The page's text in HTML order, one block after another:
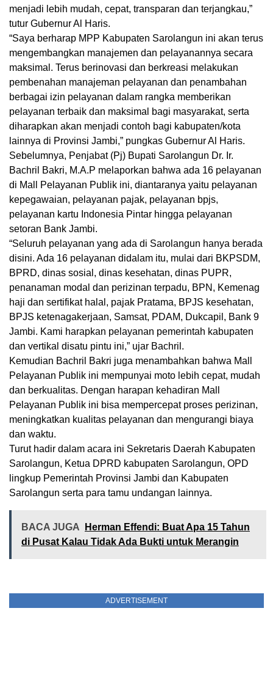
menjadi lebih mudah, cepat, transparan dan terjangkau,”
tutur Gubernur Al Haris.
“Saya berharap MPP Kabupaten Sarolangun ini akan terus
mengembangkan manajemen dan pelayanannya secara
maksimal. Terus berinovasi dan berkreasi melakukan
pembenahan manajeman pelayanan dan penambahan
berbagai izin pelayanan dalam rangka memberikan
pelayanan terbaik dan maksimal bagi masyarakat, serta
diharapkan akan menjadi contoh bagi kabupaten/kota
lainnya di Provinsi Jambi,” pungkas Gubernur Al Haris.
Sebelumnya, Penjabat (Pj) Bupati Sarolangun Dr. Ir.
Bachril Bakri, M.A.P melaporkan bahwa ada 16 pelayanan
di Mall Pelayanan Publik ini, diantaranya yaitu pelayanan
kepegawaian, pelayanan pajak, pelayanan bpjs,
pelayanan kartu Indonesia Pintar hingga pelayanan
setoran Bank Jambi.
“Seluruh pelayanan yang ada di Sarolangun hanya berada
disini. Ada 16 pelayanan didalam itu, mulai dari BKPSDM,
BPRD, dinas sosial, dinas kesehatan, dinas PUPR,
penanaman modal dan perizinan terpadu, BPN, Kemenag
haji dan sertifikat halal, pajak Pratama, BPJS kesehatan,
BPJS ketenagakerjaan, Samsat, PDAM, Dukcapil, Bank 9
Jambi. Kami harapkan pelayanan pemerintah kabupaten
dan vertikal disatu pintu ini,” ujar Bachril.
Kemudian Bachril Bakri juga menambahkan bahwa Mall
Pelayanan Publik ini mempunyai moto lebih cepat, mudah
dan berkualitas. Dengan harapan kehadiran Mall
Pelayanan Publik ini bisa mempercepat proses perizinan,
meningkatkan kualitas pelayanan dan mengurangi biaya
dan waktu.
Turut hadir dalam acara ini Sekretaris Daerah Kabupaten
Sarolangun, Ketua DPRD kabupaten Sarolangun, OPD
lingkup Pemerintah Provinsi Jambi dan Kabupaten
Sarolangun serta para tamu undangan lainnya.
BACA JUGA
Herman Effendi: Buat Apa 15 Tahun
di Pusat Kalau Tidak Ada Bukti untuk Merangin
ADVERTISEMENT